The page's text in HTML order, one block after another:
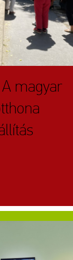
magyar